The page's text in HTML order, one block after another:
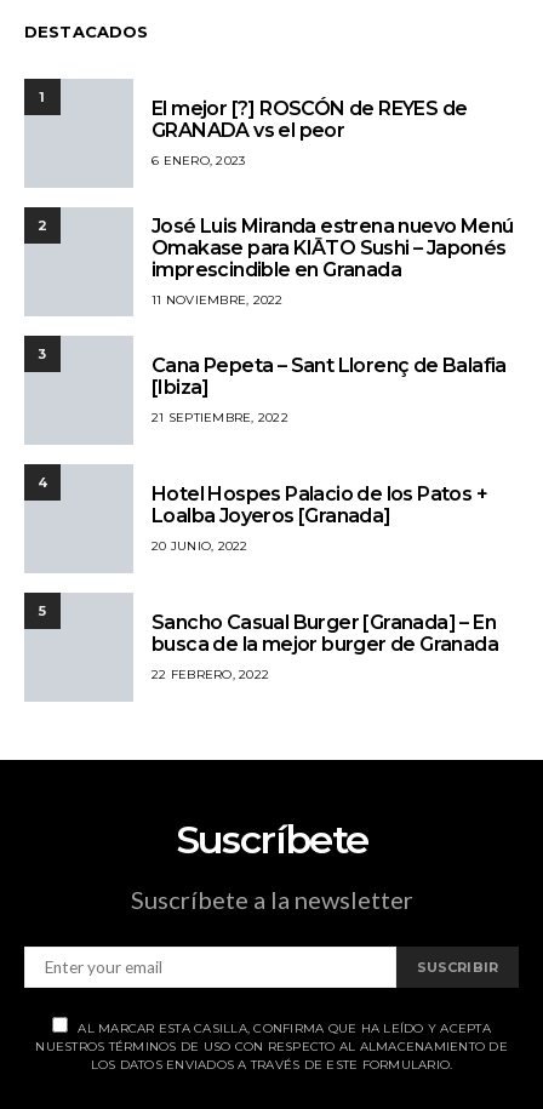
DESTACADOS
1
El mejor [?] ROSCÓN de REYES de
GRANADA vs el peor
6 ENERO, 2023
2
José Luis Miranda estrena nuevo Menú
Omakase para KIĀTO Sushi – Japonés
imprescindible en Granada
11 NOVIEMBRE, 2022
3
Cana Pepeta – Sant Llorenç de Balafia
[Ibiza]
21 SEPTIEMBRE, 2022
4
Hotel Hospes Palacio de los Patos +
Loalba Joyeros [Granada]
20 JUNIO, 2022
5
Sancho Casual Burger [Granada] – En
busca de la mejor burger de Granada
22 FEBRERO, 2022
Suscríbete
Suscríbete a la newsletter
SUSCRIBIR
AL MARCAR ESTA CASILLA, CONFIRMA QUE HA LEÍDO Y ACEPTA
NUESTROS TÉRMINOS DE USO CON RESPECTO AL ALMACENAMIENTO DE
LOS DATOS ENVIADOS A TRAVÉS DE ESTE FORMULARIO.